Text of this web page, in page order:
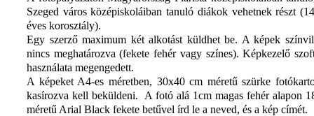
Szeged város középiskoláiban tanuló diákok vehetnek részt
éves korosztály).
Egy szerző maximum két alkotást küldhet be. A képek
nincs meghatározva (fekete fehér vagy színes). Képkezelő
használata megengedett.
A képeket A4-es méretben, 30x40 cm méretű szürke
kasírozva kell beküldeni. A fotó alá 1cm magas fehér alapon
méretű Arial Black fekete betűvel írd le a neved, és a kép címét.